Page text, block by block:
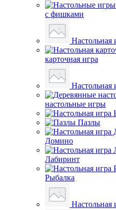
с фишками
Настольная
карточная игра
Настольная
настольные игры
Пазлы
Домино
Лабиринт
Рыбалка
Настольная